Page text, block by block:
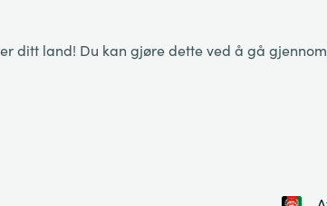
ditt land! Du kan gjøre dette ved å gå